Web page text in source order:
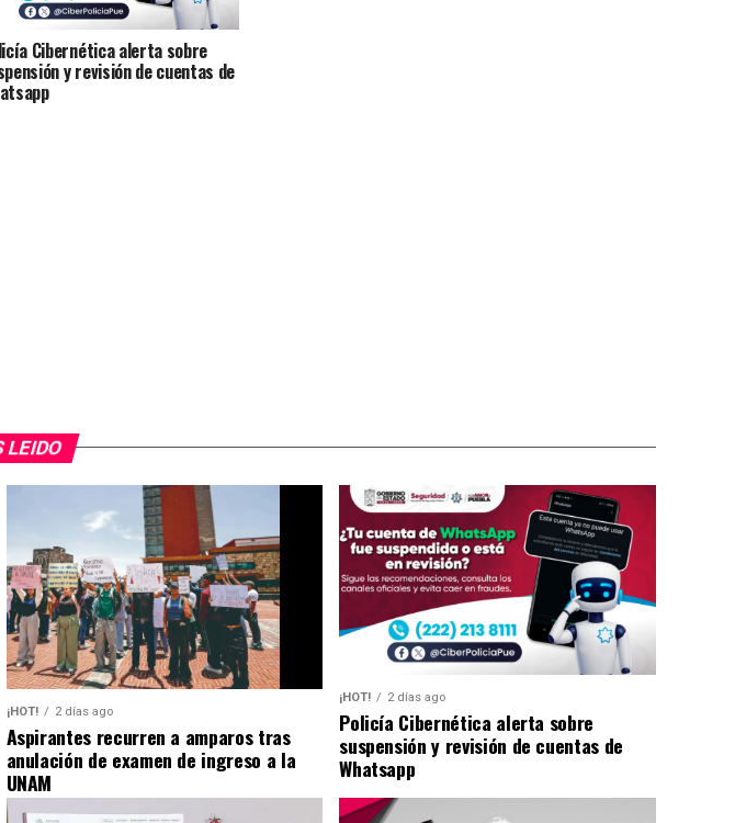
Cibernética alerta sobre
y revisión de cuentas de
LEIDO
¡HOT! 2 días ago
Aspirantes recurren a amparos tras
anulación de examen de ingreso a la
UNAM
¡HOT! 2 días ago
Policía Cibernética alerta sobre
suspensión y revisión de cuentas de
Whatsapp